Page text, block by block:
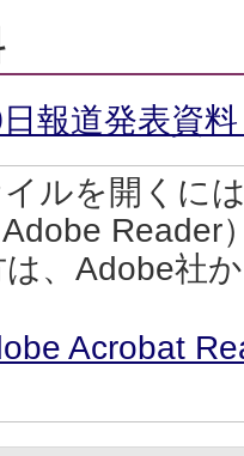
報道発表資
ルを開くに
Reader
、Adobe社
Acrobat